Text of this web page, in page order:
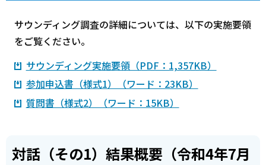
サウンディング調査の詳細については、以下の実施要領
をご覧ください。
サウンディング実施要領（PDF：1,357KB）
参加申込書（様式1）（ワード：23KB）
質問書（様式2）（ワード：15KB）
対話（その1）結果概要（令和4年7月